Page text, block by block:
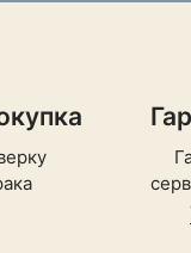
Unblur в
- новые или